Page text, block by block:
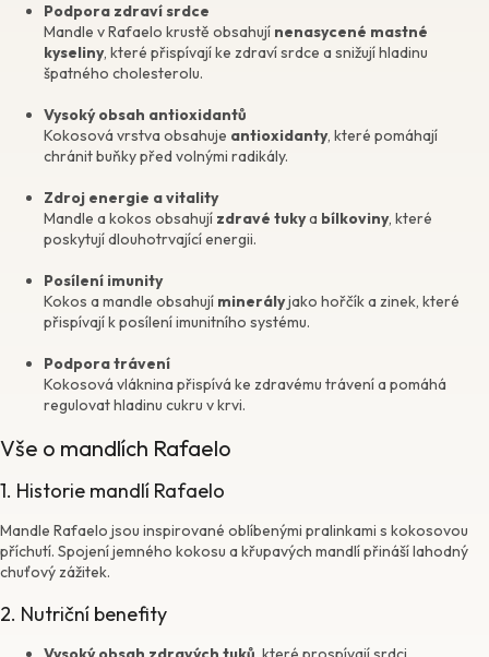
Podpora zdraví srdce
Mandle v Rafaelo krustě obsahují nenasycené mastné
kyseliny, které přispívají ke zdraví srdce a snižují hladinu
špatného cholesterolu.
Vysoký obsah antioxidantů
Kokosová vrstva obsahuje antioxidanty, které pomáhají
chránit buňky před volnými radikály.
Zdroj energie a vitality
Mandle a kokos obsahují zdravé tukya bílkoviny, které
poskytují dlouhotrvající energii.
Posílení imunity
Kokos a mandle obsahují minerályjako hořčík a zinek, které
přispívají k posílení imunitního systému.
Podpora trávení
Kokosová vláknina přispívá ke zdravému trávení a pomáhá
regulovat hladinu cukru v krvi.
Vše o mandlích Rafaelo
1. Historie mandlí Rafaelo
Mandle Rafaelo jsou inspirované oblíbenými pralinkami s kokosovou
příchutí. Spojení jemného kokosu a křupavých mandlí přináší lahodný
chuťový zážitek.
2. Nutriční benefity